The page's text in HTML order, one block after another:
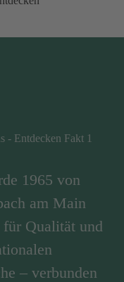
1965 von
am Main
für Qualität und
– verbunden